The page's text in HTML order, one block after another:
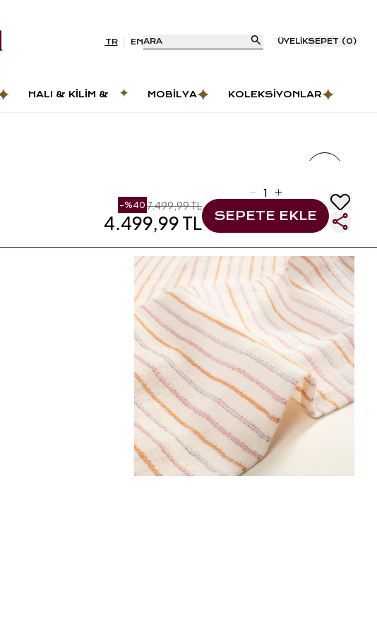
TR ENARA ÜYELIKSEPET (0)
HALI & KILIM &
MOBILYA KOLEKSIYONLAR
-%40 7.499,99 TL
4.499,99 TL SEPETE EKLE